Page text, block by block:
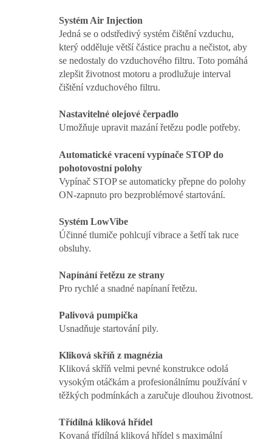
Systém Air Injection
Jedná se o odstředivý systém čištění vzduchu,
který odděluje větší částice prachu a nečistot, aby
se nedostaly do vzduchového filtru. Toto pomáhá
zlepšit životnost motoru a prodlužuje interval
čištění vzduchového filtru.
Nastavitelné olejové čerpadlo
Umožňuje upravit mazání řetězu podle potřeby.
Automatické vracení vypínače STOP do
pohotovostní polohy
Vypínač STOP se automaticky přepne do polohy
ON-zapnuto pro bezproblémové startování.
Systém LowVibe
Účinné tlumiče pohlcují vibrace a šetří tak ruce
obsluhy.
Napínání řetězu ze strany
Pro rychlé a snadné napínaní řetězu.
Palivová pumpička
Usnadňuje startování pily.
Kliková skříň z magnézia
Kliková skříň velmi pevné konstrukce odolá
vysokým otáčkám a profesionálnímu používání v
těžkých podmínkách a zaručuje dlouhou životnost.
Třídílná kliková hřídel
Kovaná třídílná kliková hřídel s maximální